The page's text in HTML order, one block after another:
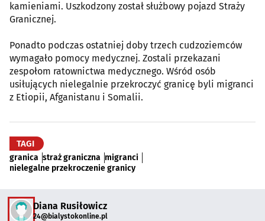
kamieniami. Uszkodzony został służbowy pojazd Straży
Granicznej.
Ponadto podczas ostatniej doby trzech cudzoziemców
wymagało pomocy medycznej. Zostali przekazani
zespołom ratownictwa medycznego. Wśród osób
usiłujących nielegalnie przekroczyć granicę byli migranci
z Etiopii, Afganistanu i Somalii.
TAGI
granica straż graniczna migranci
nielegalne przekroczenie granicy
Diana Rusiłowicz
24@bialystokonline.pl